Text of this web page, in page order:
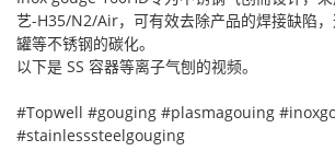
艺-H35/N2/Air，可有效去除产品的焊接缺陷
罐等不锈钢的碳化。
以下是 SS 容器等离子气刨的视频。
#Topwell #gouging #plasmagouing
#stainlesssteelgouging